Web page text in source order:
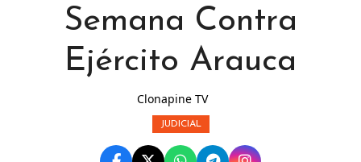
Semana Contra
Ejército Arauca
Clonapine TV
JUDICIAL